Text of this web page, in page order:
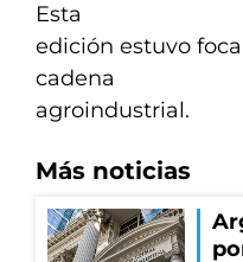
Esta
edición estuvo
cadena
agroindustrial.
Más noticias